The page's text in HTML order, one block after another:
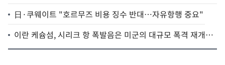
日·쿠웨이트 "호르무즈 비용 징수 반대…자유항행 중요"
이란 케슘섬, 시리크 항 폭발음은 미군의 대규모 폭격 재개
탓--이란 TV